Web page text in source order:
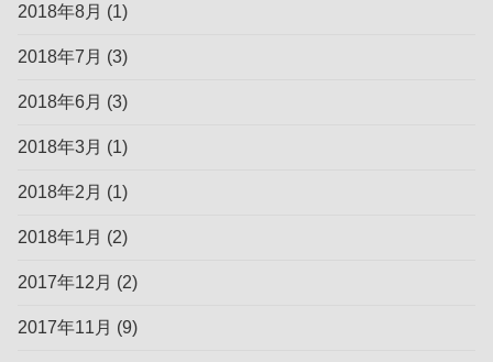
2018年8月 (1)
2018年7月 (3)
2018年6月 (3)
2018年3月 (1)
2018年2月 (1)
2018年1月 (2)
2017年12月 (2)
2017年11月 (9)